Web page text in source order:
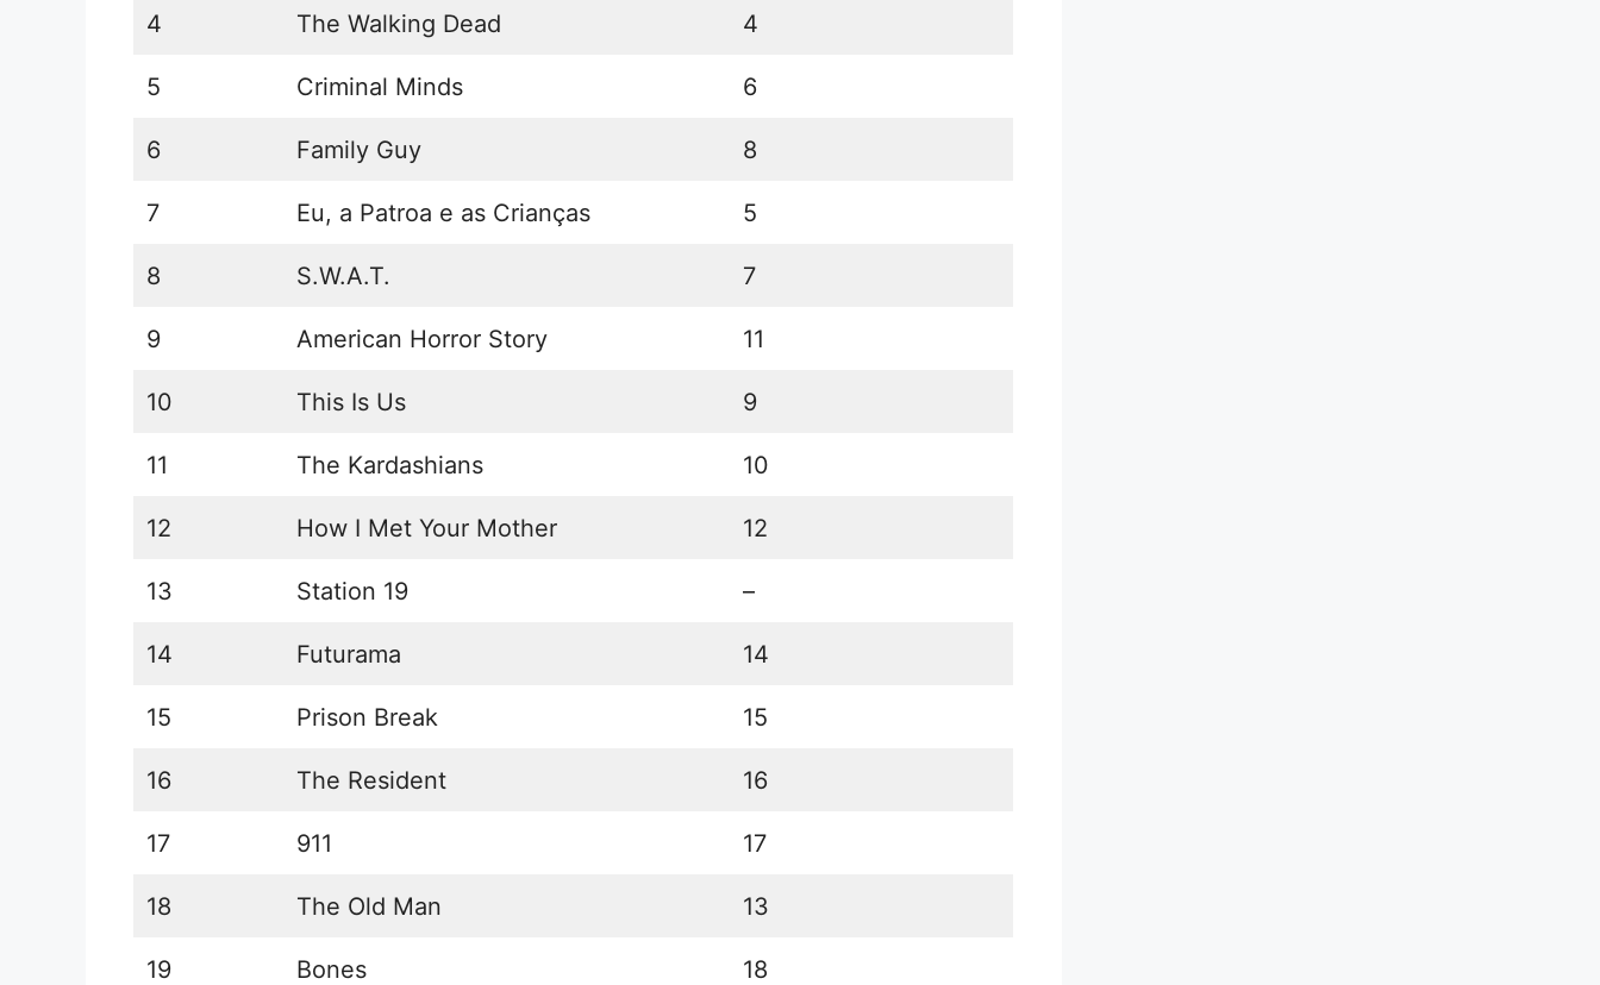
4 The Walking Dead 4
5 Criminal Minds 6
6 Family Guy 8
7 Eu, a Patroa e as Crianças 5
8 S.W.A.T. 7
9 American Horror Story 11
10 This Is Us 9
11 The Kardashians 10
12 How I Met Your Mother 12
13 Station 19 –
14 Futurama 14
15 Prison Break 15
16 The Resident 16
17 911 17
18 The Old Man 13
19 Bones 18